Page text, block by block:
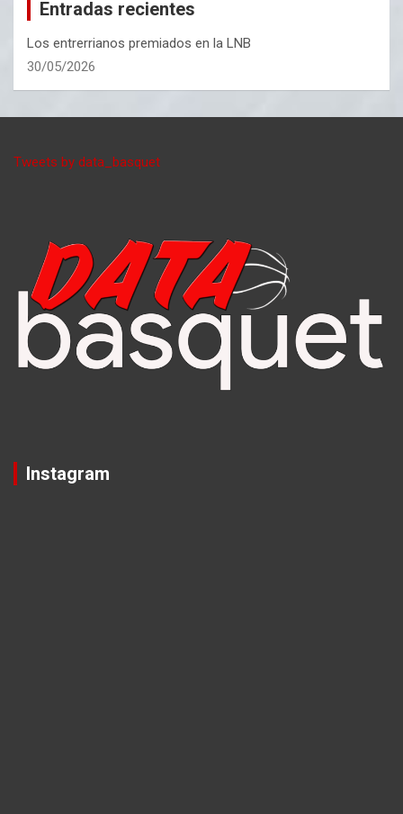
Entradas recientes
Los entrerrianos premiados en la LNB
30/05/2026
Tweets by data_basquet
Instagram